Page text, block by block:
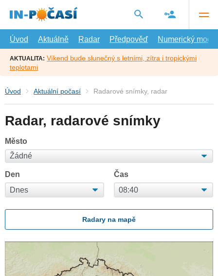
hlavní
Úvod
Aktuálně Radar Předpověď Numerický model
AKTUALITA: Víkend bude slunečný s letními, zítra i tropickými
teplotami
Úvod Aktuální počasí Radarové snímky, radar
Radar, radarové snímky
Město
Den Čas
Radary na mapě